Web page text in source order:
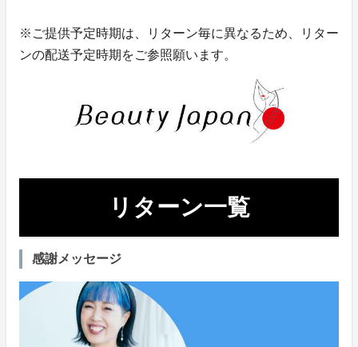
※ご提供予定時期は、リターン毎に異なるため、リター
ンの配送予定時期をご参照願います。
リターン一覧
感謝メッセージ